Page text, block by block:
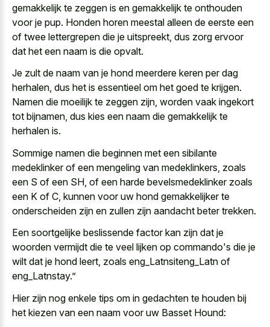
gemakkelijk te zeggen is en gemakkelijk te onthouden
voor je pup. Honden horen meestal alleen de eerste een
of twee lettergrepen die je uitspreekt, dus zorg ervoor
dat het een naam is die opvalt.
Je zult de naam van je hond meerdere keren per dag
herhalen, dus het is essentieel om het goed te krijgen.
Namen die moeilijk te zeggen zijn, worden vaak ingekort
tot bijnamen, dus kies een naam die gemakkelijk te
herhalen is.
Sommige namen die beginnen met een sibilante
medeklinker of een mengeling van medeklinkers, zoals
een S of een SH, of een harde bevelsmedeklinker zoals
een K of C, kunnen voor uw hond gemakkelijker te
onderscheiden zijn en zullen zijn aandacht beter trekken.
Een soortgelijke beslissende factor kan zijn dat je
woorden vermijdt die te veel lijken op commando's die je
wilt dat je hond leert, zoals eng_Latnsiteng_Latn of
eng_Latnstay.”
Hier zijn nog enkele tips om in gedachten te houden bij
het kiezen van een naam voor uw Basset Hound: